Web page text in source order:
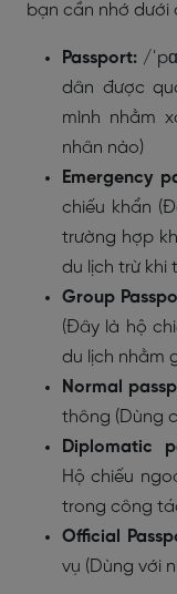
bạn cần nhớ dưới
Passport: /
dân được
mình nhằm
nhân nào)
Emergency
chiếu khẩn
trường hợp
du lịch trừ khi
Group
(Đây là hộ
du lịch nhằm
Normal
thông (Dùng
Diplomatic
Hộ chiếu
trong công
Official
vụ (Dùng với